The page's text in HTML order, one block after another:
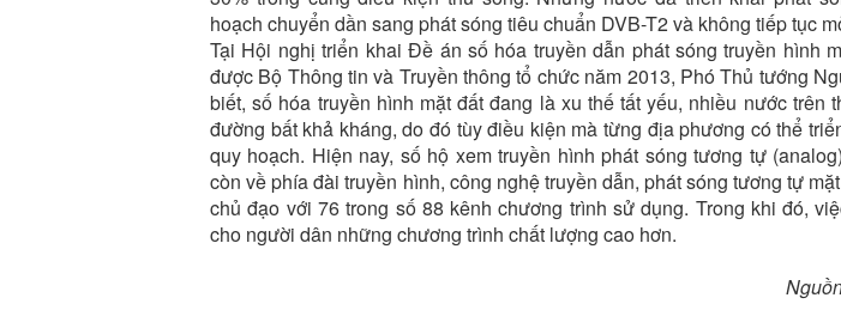
hoạch chuyển dần sang phát sóng tiêu chuẩn DVB-T2 và không tiếp tục
Tại Hội nghị triển khai Đề án số hóa truyền dẫn phát sóng truyền hình
được Bộ Thông tin và Truyền thông tổ chức năm 2013, Phó Thủ tướng
biết, số hóa truyền hình mặt đất đang là xu thế tất yếu, nhiều nước trên
đường bất khả kháng, do đó tùy điều kiện mà từng địa phương có thể
quy hoạch. Hiện nay, số hộ xem truyền hình phát sóng tương tự
còn về phía đài truyền hình, công nghệ truyền dẫn, phát sóng tương tự
chủ đạo với 76 trong số 88 kênh chương trình sử dụng. Trong khi đó,
cho người dân những chương trình chất lượng cao hơn.